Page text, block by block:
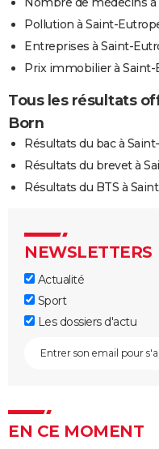
Pollution à Saint-
Entreprises à Saint-
Prix immobilier à
Tous les résultats
Born
Résultats du bac à
Résultats du brevet à
Résultats du BTS à
NEWSLETTERS
Actualité
Sport
Les dossiers d'actu
EN CE MOMENT